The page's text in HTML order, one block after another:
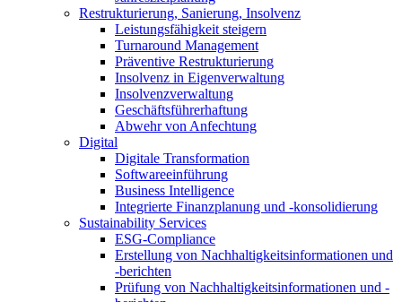
Restrukturierung, Sanierung, Insolvenz
Leistungsfähigkeit steigern
Turnaround Management
Präventive Restrukturierung
Insolvenz in Eigenverwaltung
Insolvenzverwaltung
Geschäftsführerhaftung
Abwehr von Anfechtung
Digital
Digitale Transformation
Softwareeinführung
Business Intelligence
Integrierte Finanzplanung und -konsolidierung
Sustainability Services
ESG-Compliance
Erstellung von Nachhaltigkeitsinformationen und
-berichten
Prüfung von Nachhaltigkeitsinformationen und -